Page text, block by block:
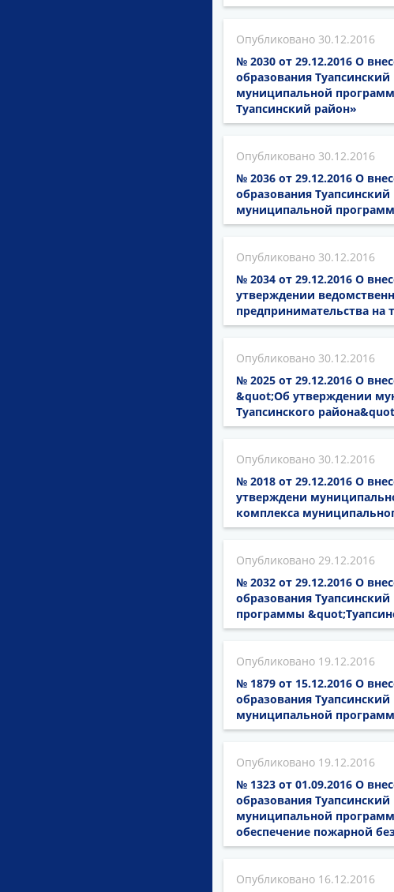
30.12.2016
№ 2030 от 29.12.2016 О
образования
муниципальной
Туапсинский район»
30.12.2016
№ 2036 от 29.12.2016 О
образования
муниципальной
30.12.2016
№ 2034 от 29.12.2016 О
утверждении
предпринимательства
30.12.2016
№ 2025 от 29.12.2016 О
&quot;Об утверждении
Туапсинского
30.12.2016
№ 2018 от 29.12.2016 О
утверждени
комплекса
29.12.2016
№ 2032 от 29.12.2016 О
образования
программы
19.12.2016
№ 1879 от 15.12.2016 О
образования
муниципальной
19.12.2016
№ 1323 от 01.09.2016 О
образования
муниципальной
обеспечение пожарной
16.12.2016